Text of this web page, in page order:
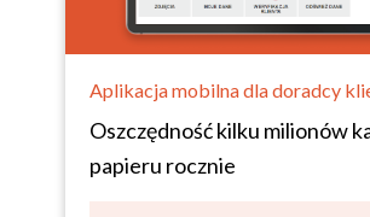
Aplikacja mobilna dla doradcy
Oszczędność kilku milionów
papieru rocznie